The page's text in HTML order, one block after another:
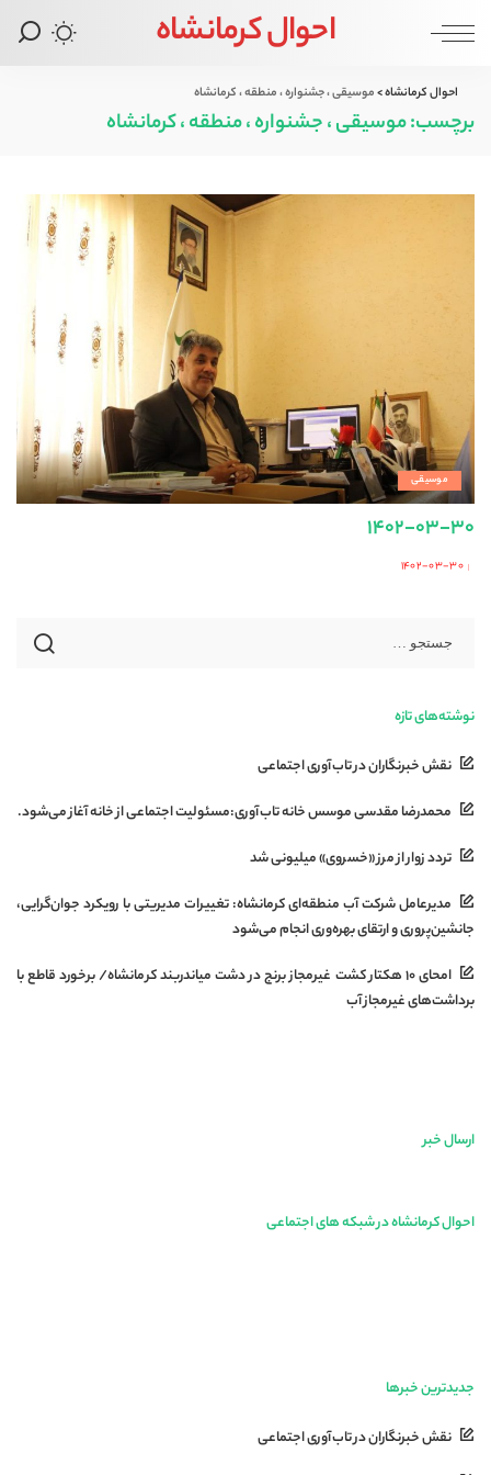
احوال کرمانشاه
احوال کرمانشاه>موسیقی ، جشنواره ، منطقه ، کرمانشاه
برچسب:موسیقی ، جشنواره ، منطقه ، کرمانشاه
موسیقی
۱۴۰۲-۰۳-۳۰
Posted
۱۴۰۲-۰۳-۳۰
نوشته‌های تازه
نقش خبرنگاران در تاب‌آوری اجتماعی
محمدرضا مقدسی موسس خانه تاب‌آوری:مسئولیت اجتماعی از خانه آغاز می‌شود.
تردد زوار از مرز «خسروی» میلیونی شد
مدیرعامل شرکت آب منطقه‌ای کرمانشاه: تغییرات مدیریتی با رویکرد جوان‌گرایی،
جانشین‌پروری و ارتقای بهره‌وری انجام می‌شود
امحای ۱۰ هکتار کشت غیرمجاز برنج در دشت میاندربند کرمانشاه/ برخورد قاطع با
برداشت‌های غیرمجاز آب
ارسال خبر
احوال کرمانشاه در شبکه های اجتماعی
جدیدترین خبرها
نقش خبرنگاران در تاب‌آوری اجتماعی